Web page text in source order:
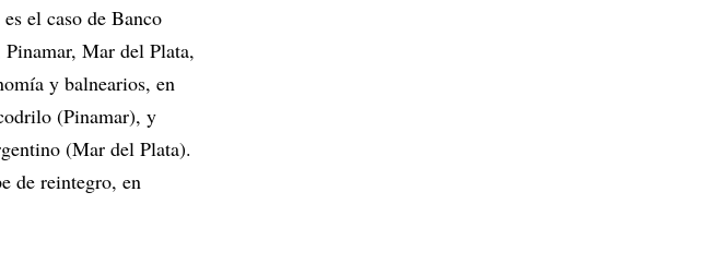
el caso de Banco
Mar del Plata,
y balnearios, en
(Pinamar), y
(Mar del Plata).
de reintegro, en